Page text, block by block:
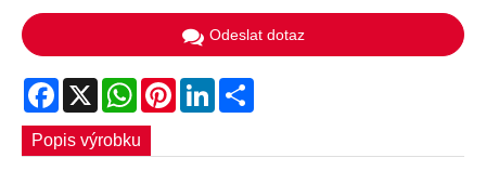
Odeslat dotaz
Facebook
X WhatsApp
PinterestLinkedIn
Popis výrobku